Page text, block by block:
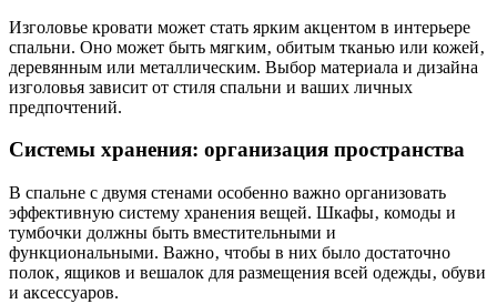
Изголовье кровати может стать ярким акцентом в интерьере
спальни. Оно может быть мягким‚ обитым тканью или кожей‚
деревянным или металлическим. Выбор материала и дизайна
изголовья зависит от стиля спальни и ваших личных
предпочтений.
Системы хранения: организация пространства
В спальне с двумя стенами особенно важно организовать
эффективную систему хранения вещей. Шкафы‚ комоды и
тумбочки должны быть вместительными и
функциональными. Важно‚ чтобы в них было достаточно
полок‚ ящиков и вешалок для размещения всей одежды‚ обуви
и аксессуаров.